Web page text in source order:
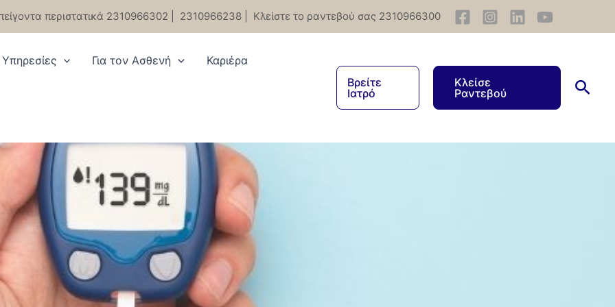
περιστατικά 2310966302 2310966238 Κλείστε το ραντεβού σας 2310966300
Υπηρεσίες Για τον Ασθενή Καριέρα
Βρείτε
Ιατρό
Κλείσε
Ραντεβού